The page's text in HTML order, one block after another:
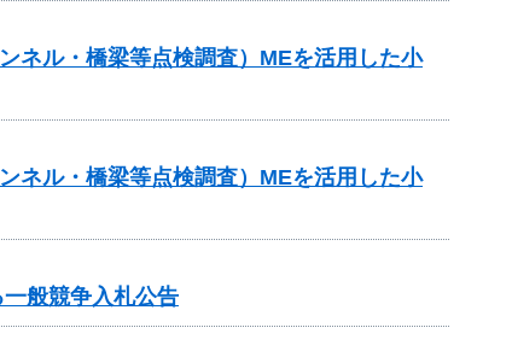
ネル・橋梁等点検調査）MEを活用した小
ネル・橋梁等点検調査）MEを活用した小
般競争入札公告